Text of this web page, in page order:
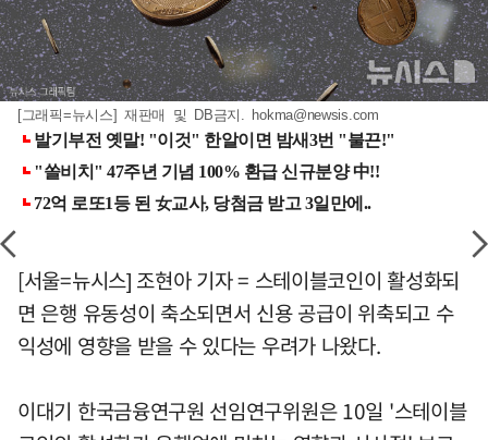
[그래픽=뉴시스] 재판매 및 DB금지. hokma@newsis.com
[서울=뉴시스] 조현아 기자 = 스테이블코인이 활성화되
면 은행 유동성이 축소되면서 신용 공급이 위축되고 수
익성에 영향을 받을 수 있다는 우려가 나왔다.
이대기 한국금융연구원 선임연구위원은 10일 '스테이블